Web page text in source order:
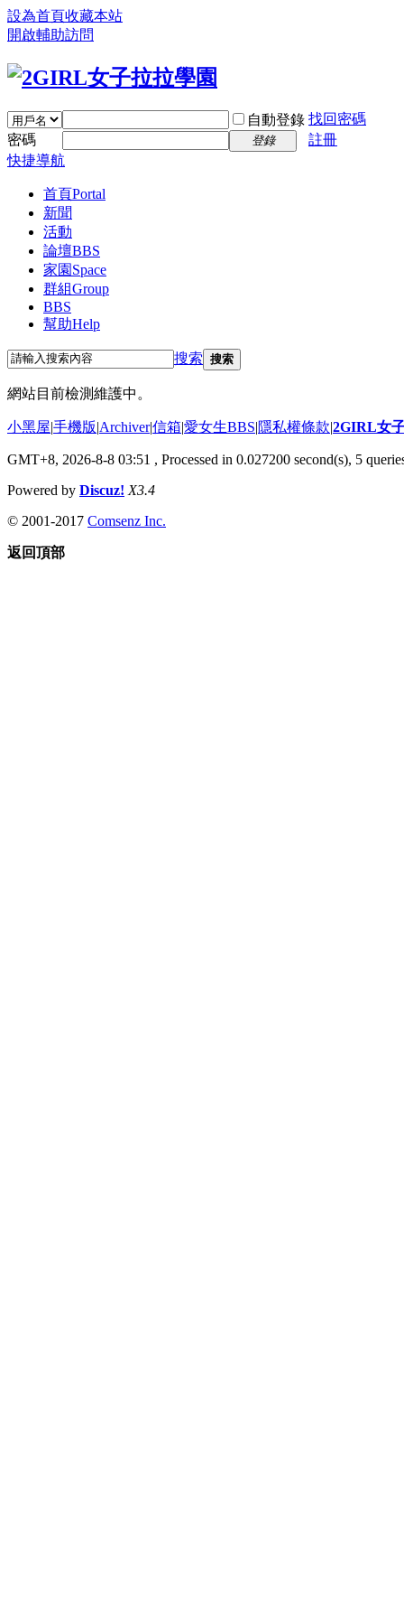
設為首頁收藏本站
開啟輔助訪問
自動登錄 找回密碼
密碼
登錄
註冊
快捷導航
首頁Portal
新聞
活動
論壇BBS
家園 Space
群組Group
BBS
幫助Help
搜索 搜索
網站目前檢測維護中。
小黑屋|手機版|Archiver|信箱|愛女生BBS|隱私權條款|2GIRL女
GMT+8, 2026-8-8 03:51 , Processed in 0.027200 second(s), 5
Powered by Discuz! X3.4
© 2001-2017 Comsenz Inc.
返回頂部